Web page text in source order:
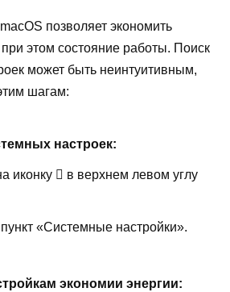
позволяет экономить
этом состояние работы. Поиск
может быть неинтуитивным,
шагам:
настроек:
иконку  в верхнем левом углу
«Системные настройки».
экономии энергии: